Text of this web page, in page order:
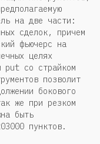
на две части:
сделок, причем
фьючерс на
целях
put со страйком
позволит
бокового
же при резком
быть
пунктов.